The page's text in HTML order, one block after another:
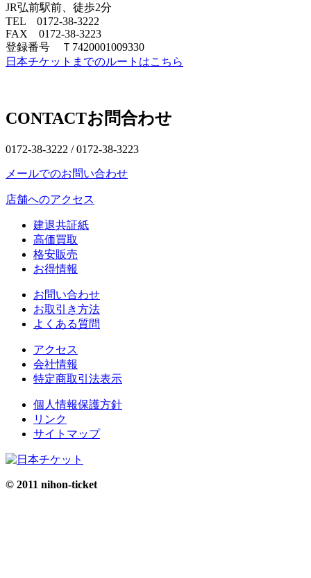
JR弘前駅前、徒歩2分
TEL 0172-38-3222
FAX 0172-38-3223
登録番号 Ｔ7420001009330
日本チケットまでのルートはこちら
CONTACTお問合わせ
0172-38-3222 /0172-38-3223
メールでのお問い合わせ
店舗へのアクセス
建退共証紙
高価買取
格安販売
お得情報
お問い合わせ
お取引き方法
よくある質問
アクセス
会社情報
特定商取引法表示
個人情報保護方針
リンク
サイトマップ
© 2011 nihon-ticket